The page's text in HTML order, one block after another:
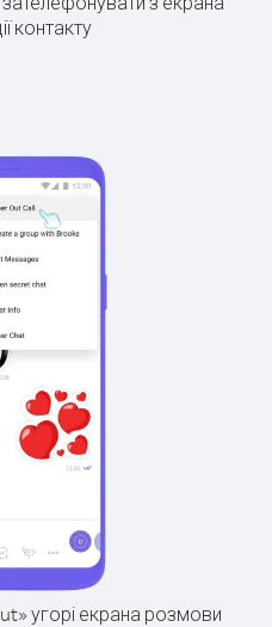
контакту
угорі екрана розмови